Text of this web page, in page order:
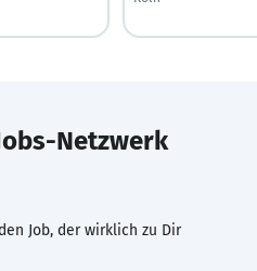
Netzwerk
Job, der wirklich zu Dir